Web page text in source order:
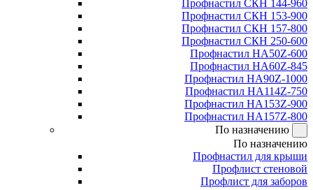
Профнастил СКН 144-960
Профнастил СКН 153-900
Профнастил СКН 157-800
Профнастил СКН 250-600
Профнастил НА50Z-600
Профнастил НА60Z-845
Профнастил НА90Z-1000
Профнастил НА114Z-750
Профнастил НА153Z-900
Профнастил НА157Z-800
По назначению
По назначению
Профнастил для крыши
Профлист стеновой
Профлист для заборов